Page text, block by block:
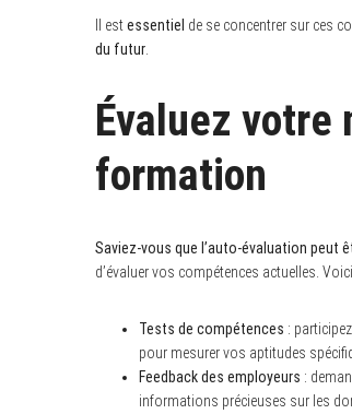
Il estessentiel de se concentrer sur ces
du futur
Évaluez votre
formation
Saviez-vous que l’auto-évaluation peut
d’évaluer vos compétences actuelles.
Tests de compétences :
pour mesurer vos aptitudes
Feedback des employeurs :
informations précieuses sur les